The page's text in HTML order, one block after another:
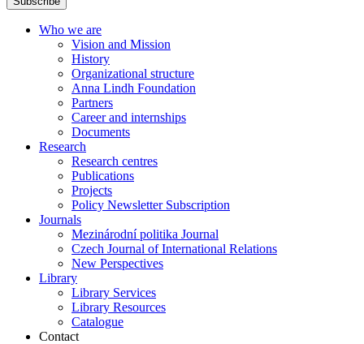
Who we are
Vision and Mission
History
Organizational structure
Anna Lindh Foundation
Partners
Career and internships
Documents
Research
Research centres
Publications
Projects
Policy Newsletter Subscription
Journals
Mezinárodní politika Journal
Czech Journal of International Relations
New Perspectives
Library
Library Services
Library Resources
Catalogue
Contact